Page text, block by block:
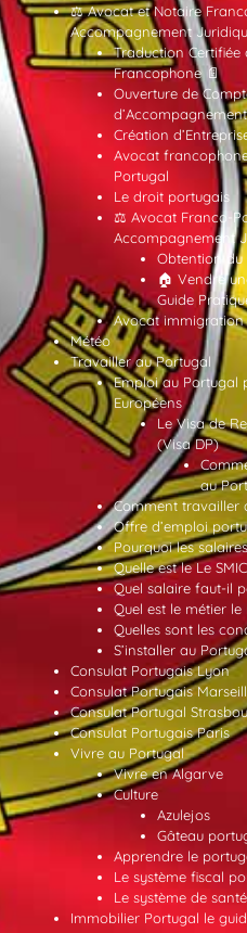
⚖️ Avocat et Notaire
Accompagnement
Traduction Certifiée
Francophone 📄
Ouverture de
Création
Avocat
Portugal
Le droit portugais
⚖️ Avocat Franco-
Accompagnement
Obtention du
🏠 Vendre
Guide
Avocat immigration
Météo
Travailler au Portugal
Emploi au Portugal
Européens
Le Visa de
(Visa DP)
au
Comment travailler
Offre d’emploi
Pourquoi les
Quelle est le Le
Quel salaire faut-il
Quel est le métier
Quelles sont les
S’installer au
Consulat Portugais Lyon
Consulat Portugais
Consulat Portugal
Consulat Portugais Paris
Vivre au Portugal
Vivre en Algarve
Culture
Azulejos
Gâteau
Apprendre le
Le système fiscal
Le système de
Immobilier Portugal le